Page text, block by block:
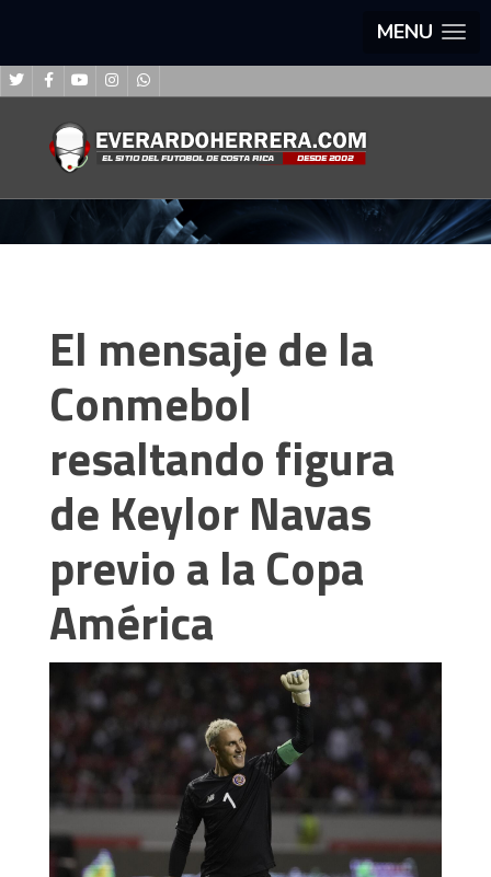
MENU
El mensaje de la
Conmebol
resaltando figura
de Keylor Navas
previo a la Copa
América